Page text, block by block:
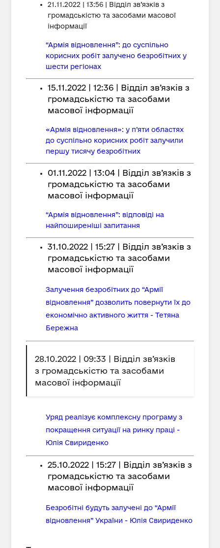
21.11.2022 | 13:56 | Відділ зв’язків з
громадськістю та засобами масової
інформації
“Армія відновлення”: до суспільно
корисних робіт залучено безробітних у
шести регіонах
15.11.2022 | 12:36 | Відділ зв’язків з
громадськістю та засобами
масової інформації
«Армія відновлення»: у п’яти областях
до суспільно корисних робіт залучили
першу тисячу безробітних
01.11.2022 | 13:04 | Відділ зв’язків з
громадськістю та засобами
масової інформації
“Армія відновлення”: відповіді на
найпоширеніші запитання
31.10.2022 | 15:27 | Відділ зв’язків з
громадськістю та засобами
масової інформації
Залучення безробітних до “Армії
відновлення” дозволить повернути їх до
економічно активного життя - Тетяна
Бережна
28.10.2022 | 09:33 | Відділ зв’язків
з громадськістю та засобами
масової інформації
Уряд реалізує комплексну програму з
покращення ситуації на ринку праці -
Юлія Свириденко
25.10.2022 | 15:27 | Відділ зв’язків з
громадськістю та засобами
масової інформації
Безробітні будуть залучені до “Армії
відновлення” України - Юлія Свириденко